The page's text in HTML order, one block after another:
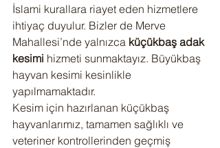
İslami kurallara riayet eden hizmetlere
ihtiyaç duyulur. Bizler de Merve
Mahallesi’nde yalnızca küçükbaş adak
kesimi hizmeti sunmaktayız. Büyükbaş
hayvan kesimi kesinlikle
yapılmamaktadır.
Kesim için hazırlanan küçükbaş
hayvanlarımız, tamamen sağlıklı ve
veteriner kontrollerinden geçmiş